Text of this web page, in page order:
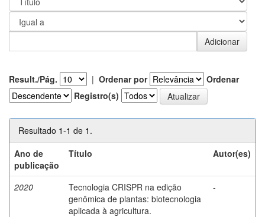
Result./Pág. | Ordenar por
Ordenar
Registro(s)
Resultado 1-1 de 1.
Ano de
publicação
Título Autor(es)
2020
Tecnologia CRISPR na edição
genômica de plantas: biotecnologia
aplicada à agricultura.
-